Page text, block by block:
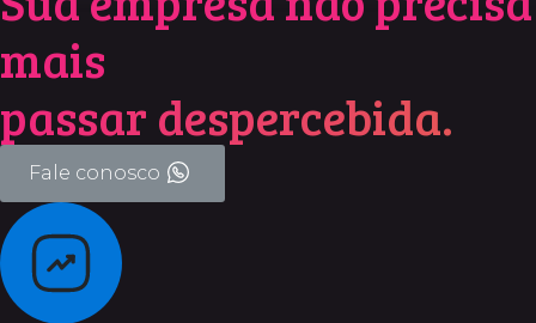
mais
passar despercebida.
Fale conosco